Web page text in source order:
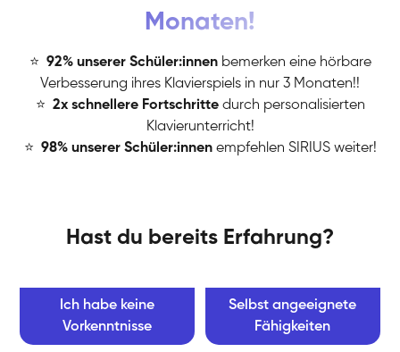
Monaten!
⭐ 92% unserer Schüler:innen bemerken eine hörbare
Verbesserung ihres Klavierspiels in nur 3 Monaten!!
⭐ 2x schnellere Fortschritte durch personalisierten
Klavierunterricht!
⭐ 98% unserer Schüler:innen empfehlen SIRIUS weiter!
Hast du bereits Erfahrung?
Ich habe keine
Vorkenntnisse
Selbst angeeignete
Fähigkeiten